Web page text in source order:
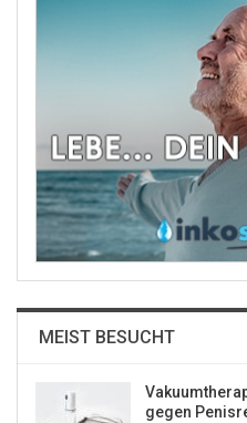
MEIST BESUCHT
gegen